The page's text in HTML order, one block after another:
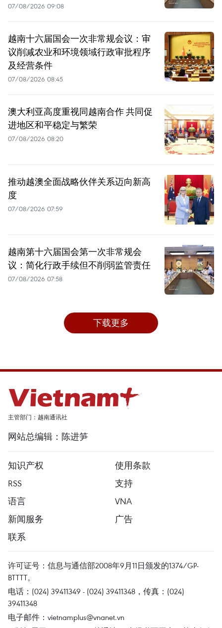
07/08/2026 09:08
越南十六届国会一次非常规会议：审
议削减农业和环境领域行政审批程序
及经营条件
07/08/2026 08:45
澳大利亚高度重视同越南合作 共同促
进地区和平稳定与繁荣
07/08/2026 08:20
推动越澳全面战略伙伴关系迈向新高
度
07/08/2026 07:59
越南第十六届国会第一次非常规会
议：简化行政手续但不削弱监管责任
07/08/2026 07:58
下载更多
主管部门：越南通讯社
网站总编辑：陈进笋
知识产权
使用条款
RSS
支持
语言
VNA
新闻服务
广告
联系
许可证号：信息与通信部2008年9月11日颁发的1374/GP-
BTTTT。
电话：(024) 39411349 - (024) 39411348，传真：(024)
39411348
电子邮件： vietnamplus@vnanet.vn